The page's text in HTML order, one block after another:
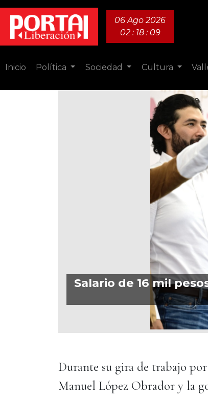
06 Ago 2026
02 : 18 : 10
Inicio Política Sociedad Cultura
Salario de 16 mil
Durante su gira de trabajo
Manuel López Obrador y la